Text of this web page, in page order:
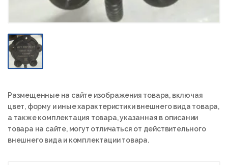
Размещенные на сайте изображения товара, включая
цвет, форму и иные характеристики внешнего вида товара,
а также комплектация товара, указанная в описании
товара на сайте, могут отличаться от действительного
внешнего вида и комплектации товара.